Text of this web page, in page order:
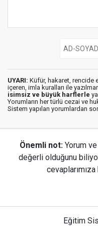
UYARI: Küfür, hakaret, rencide
içeren, imla kuralları ile
isimsiz ve büyük harflerle
Yorumların her türlü cezai ve
Sistem yapılan yorumlardan
Önemli not: Yorum
değerli olduğunu
Eğitim